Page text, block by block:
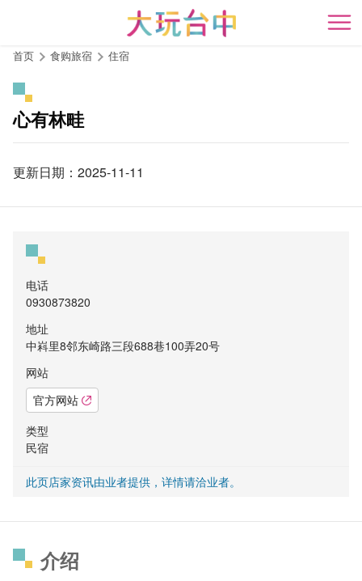
开
首页 食购旅宿 住宿
心有林畦
更新日期：2025-11-11
电话
0930873820
地址
中嵙里8邻东崎路三段688巷100弄20号
网站
官方网站
类型
民宿
此页店家资讯由业者提供，详情请洽业者。
介绍